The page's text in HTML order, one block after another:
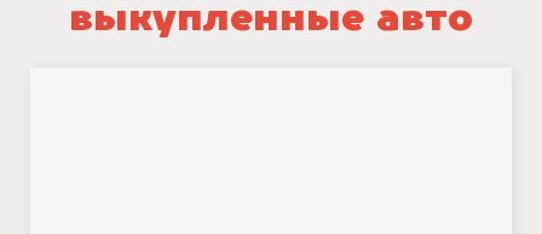
выкупленные авто